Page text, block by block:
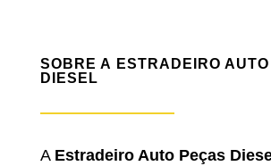
SOBRE A ESTRADEIRO
DIESEL
A Estradeiro Auto Peças